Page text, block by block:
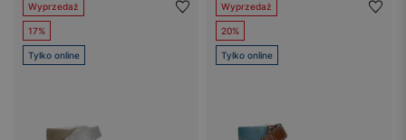
Wyprzedaż
17%
Tylko online
Wyprzedaż
20%
Tylko online